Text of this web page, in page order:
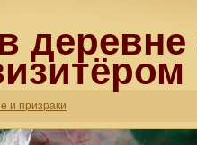
деревне
и призраки